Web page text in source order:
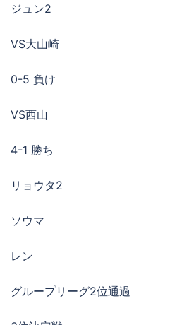
ジュン2
VS大山崎
0-5 負け
VS西山
4-1 勝ち
リョウタ2
ソウマ
レン
グループリーグ2位通過